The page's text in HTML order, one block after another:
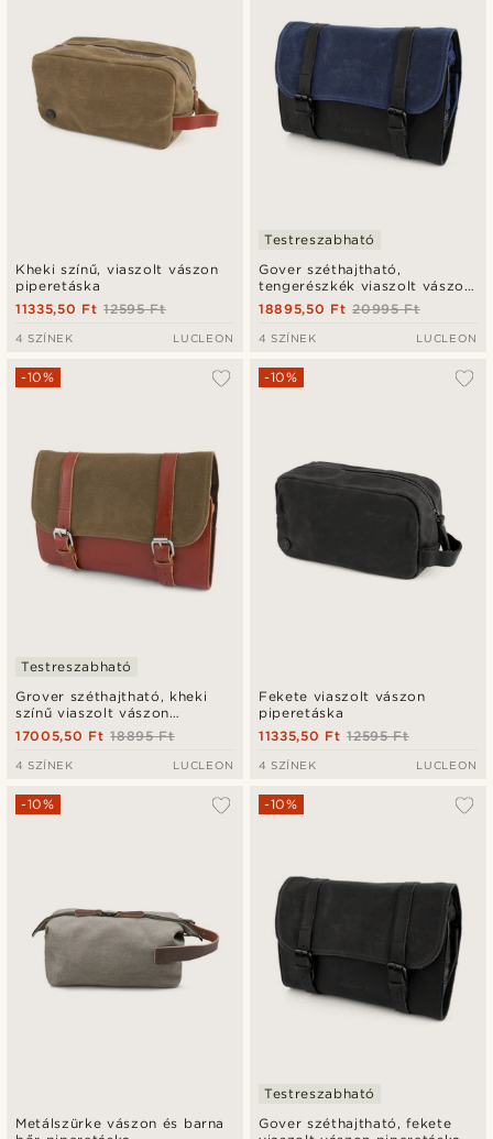
Kheki színű, viaszolt vászon
piperetáska
12595 Ft
11335,50 Ft
4 SZÍNEK LUCLEON
Gover széthajtható,
tengerészkék viaszolt vászon
piperetáska
Testreszabható
20995 Ft
18895,50 Ft
4 SZÍNEK LUCLEON
Grover széthajtható, kheki
színű viaszolt vászon
piperetáska
-10%
Testreszabható
18895 Ft
17005,50 Ft
4 SZÍNEK LUCLEON
Fekete viaszolt vászon
piperetáska
-10%
12595 Ft
11335,50 Ft
4 SZÍNEK LUCLEON
Metálszürke vászon és barna
-10%
Gover széthajtható, fekete
-10%
Testreszabható